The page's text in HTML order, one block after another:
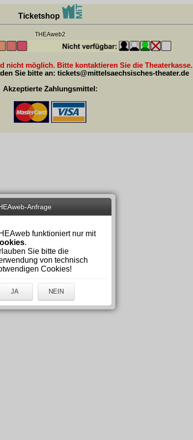
Ticketshop
THEAweb2
nicht möglich. Bitte kontaktieren Sie die Theaterkasse.
Sie bitte an: tickets@mittelsaechsisches-theater.de
Akzeptierte Zahlungsmittel:
Anfrage
funktioniert nur mit
.
Sie bitte die
von technisch
Cookies!
JA NEIN